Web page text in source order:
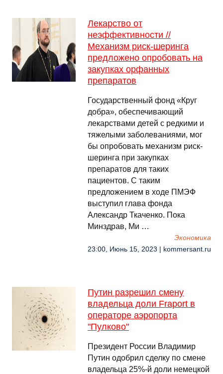
Лекарство от
неэффективности //
Механизм риск-шеринга
предложено опробовать на
закупках орфанных
препаратов
Государственный фонд «Круг
добра», обеспечивающий
лекарствами детей с редкими и
тяжелыми заболеваниями, мог
бы опробовать механизм риск-
шеринга при закупках
препаратов для таких
пациентов. С таким
предложением в ходе ПМЭФ
выступил глава фонда
Александр Ткаченко. Пока
Минздрав, Ми …
Экономика
23:00, Июнь 15, 2023 | kommersant.ru
Путин разрешил смену
владельца доли Fraport в
операторе аэропорта
"Пулково"
Президент России Владимир
Путин одобрил сделку по смене
владельца 25%-й доли немецкой